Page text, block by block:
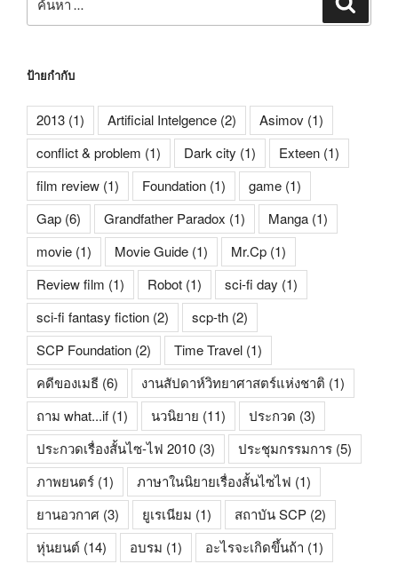
ป้ายกำกับ
2013 (1) Artificial Intelgence (2) Asimov (1)
conflict & problem (1) Dark city (1) Exteen (1)
film review (1) Foundation (1) game (1)
Gap (6) Grandfather Paradox (1) Manga (1)
movie (1) Movie Guide (1) Mr.Cp (1)
Review film (1) Robot (1) sci-fi day (1)
sci-fi fantasy fiction (2) scp-th (2)
SCP Foundation (2) Time Travel (1)
คดีของเมธี (6) งานสัปดาห์วิทยาศาสตร์แห่งชาติ (1)
ถาม what...if (1) นวนิยาย (11) ประกวด (3)
ประกวดเรื่องสั้นไซ-ไฟ 2010 (3) ประชุมกรรมการ (5)
ภาพยนตร์ (1) ภาษาในนิยายเรื่องสั้นไซไฟ (1)
ยานอวกาศ (3) ยูเรเนียม (1) สถาบัน SCP (2)
หุ่นยนต์ (14) อบรม (1) อะไรจะเกิดขึ้นถ้า (1)